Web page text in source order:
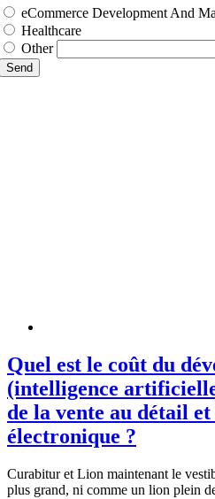
eCommerce Development And
Healthcare
Other
Send
Quel est le coût du
(intelligence
de la vente au détail
électronique ?
Curabitur et Lion maintenant le
plus grand, ni comme un lion plein